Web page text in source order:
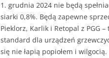
1. grudnia 2024 nie będą
siarki 0,8%. Będą zapewne
Pieklorz, Karlik i Retopal z PGG
standard dla urządzeń
się nie łapią popiołem i wilgocią.